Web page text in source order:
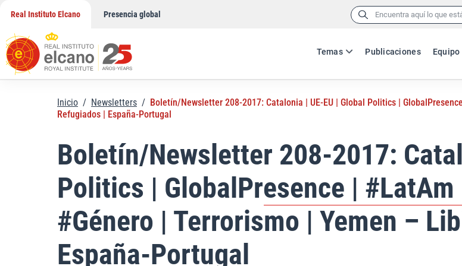
contenido
Real Instituto Elcano Presencia global Buscar:
Temas Publicaciones
Inicio / Newsletters / Boletín/Newsletter 208-2017: Catalonia | UE-EU | Global Politics |
Refugiados | España-Portugal
Boletín/Newsletter 208-2017:
Politics | GlobalPresence |
#Género | Terrorismo | Yemen –
España-Portugal